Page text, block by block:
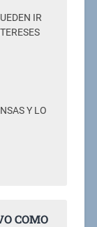
IR
Y LO
COMO